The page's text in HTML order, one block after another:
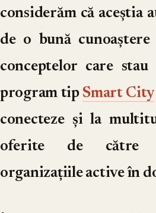
considerăm că aceștia
de o bună
conceptelor care
program tipSmart City
conecteze și la
oferite de către
organizațiile active în